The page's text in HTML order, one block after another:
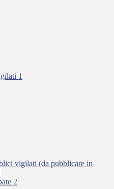
1
vigilati (da pubblicare in
2